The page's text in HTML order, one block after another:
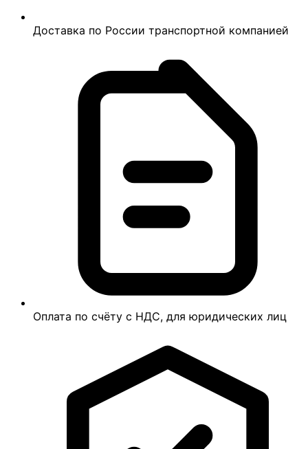
Доставка по России транспортной компанией
Оплата по счёту с НДС, для юридических лиц